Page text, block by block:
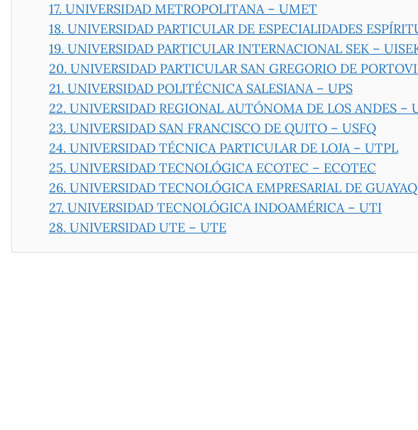
17. UNIVERSIDAD METROPOLITANA – UMET
18. UNIVERSIDAD PARTICULAR DE ESPECIALIDADES
19. UNIVERSIDAD PARTICULAR INTERNACIONAL SEK –
20. UNIVERSIDAD PARTICULAR SAN GREGORIO DE
21. UNIVERSIDAD POLITÉCNICA SALESIANA – UPS
22. UNIVERSIDAD REGIONAL AUTÓNOMA DE LOS ANDES –
23. UNIVERSIDAD SAN FRANCISCO DE QUITO – USFQ
24. UNIVERSIDAD TÉCNICA PARTICULAR DE LOJA – UTPL
25. UNIVERSIDAD TECNOLÓGICA ECOTEC – ECOTEC
26. UNIVERSIDAD TECNOLÓGICA EMPRESARIAL DE
27. UNIVERSIDAD TECNOLÓGICA INDOAMÉRICA – UTI
28. UNIVERSIDAD UTE – UTE